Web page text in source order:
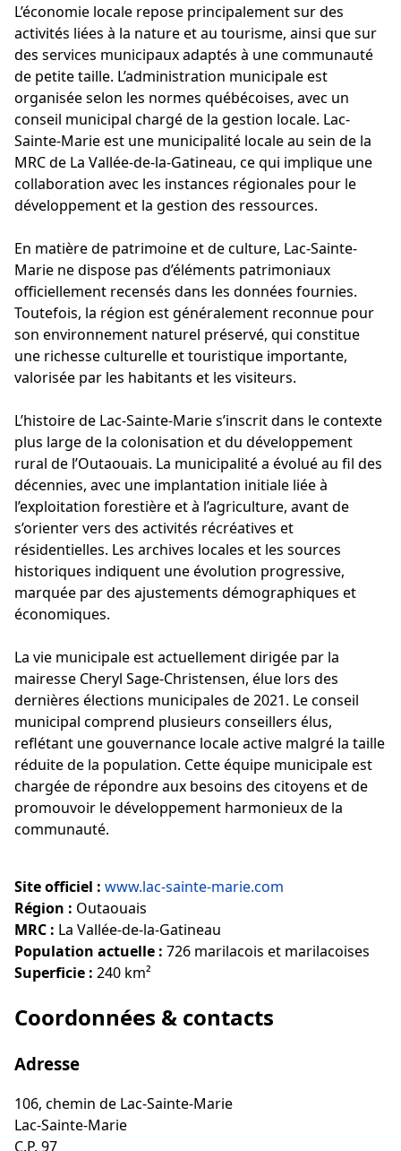
L’économie locale repose principalement sur des
activités liées à la nature et au tourisme, ainsi que sur
des services municipaux adaptés à une communauté
de petite taille. L’administration municipale est
organisée selon les normes québécoises, avec un
conseil municipal chargé de la gestion locale. Lac-
Sainte-Marie est une municipalité locale au sein de la
MRC de La Vallée-de-la-Gatineau, ce qui implique une
collaboration avec les instances régionales pour le
développement et la gestion des ressources.
En matière de patrimoine et de culture, Lac-Sainte-
Marie ne dispose pas d’éléments patrimoniaux
officiellement recensés dans les données fournies.
Toutefois, la région est généralement reconnue pour
son environnement naturel préservé, qui constitue
une richesse culturelle et touristique importante,
valorisée par les habitants et les visiteurs.
L’histoire de Lac-Sainte-Marie s’inscrit dans le contexte
plus large de la colonisation et du développement
rural de l’Outaouais. La municipalité a évolué au fil des
décennies, avec une implantation initiale liée à
l’exploitation forestière et à l’agriculture, avant de
s’orienter vers des activités récréatives et
résidentielles. Les archives locales et les sources
historiques indiquent une évolution progressive,
marquée par des ajustements démographiques et
économiques.
La vie municipale est actuellement dirigée par la
mairesse Cheryl Sage-Christensen, élue lors des
dernières élections municipales de 2021. Le conseil
municipal comprend plusieurs conseillers élus,
reflétant une gouvernance locale active malgré la taille
réduite de la population. Cette équipe municipale est
chargée de répondre aux besoins des citoyens et de
promouvoir le développement harmonieux de la
communauté.
Site officiel : www.lac-sainte-marie.com
Région : Outaouais
MRC : La Vallée-de-la-Gatineau
Population actuelle : 726 marilacois et marilacoises
Superficie : 240 km²
Coordonnées & contacts
Adresse
106, chemin de Lac-Sainte-Marie
Lac-Sainte-Marie
C.P. 97